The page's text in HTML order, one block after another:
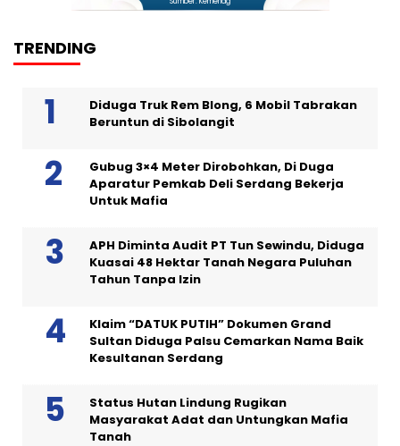
TRENDING
Diduga Truk Rem Blong, 6 Mobil Tabrakan
Beruntun di Sibolangit
Gubug 3×4 Meter Dirobohkan, Di Duga
Aparatur Pemkab Deli Serdang Bekerja
Untuk Mafia
APH Diminta Audit PT Tun Sewindu, Diduga
Kuasai 48 Hektar Tanah Negara Puluhan
Tahun Tanpa Izin
Klaim “DATUK PUTIH” Dokumen Grand
Sultan Diduga Palsu Cemarkan Nama Baik
Kesultanan Serdang
Status Hutan Lindung Rugikan
Masyarakat Adat dan Untungkan Mafia
Tanah